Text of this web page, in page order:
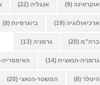
אוקראינה (9) אנגליה (22)
ארכיאולוגיה (19) ביוגרפיות (8)
ברה"מ (20) גרמניה (13)
גרמניה-הנאצית (14)
היטלר (8) המשטר-הנאצי (20)